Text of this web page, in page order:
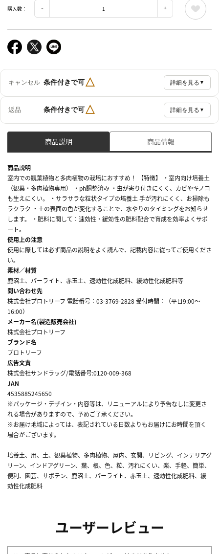
購入数：
キャンセル 条件付きで可△ 詳細を見る ▼
返品 条件付きで可△ 詳細を見る ▼
商品説明 商品情報
商品説明
室内での観葉植物と多肉植物の栽培におすすめ！ 【特徴】 ・室内向け培養土
（観葉・多肉植物専用） ・ph調整済み ・虫が寄り付きにくく、カビやキノコ
も生えにくい。 ・サラサラな粒状タイプの培養土 手が汚れにくく、お掃除も
ラクラク ・土の表面の色が変化することで、水やりのタイミングをお知らせ
します。 ・肥料に関して：速効性・緩効性の肥料配合で育成を効率よくサポ
ート。
使用上の注意
使用に際しては必ず商品の説明をよく読んで、記載内容に従ってご使用くださ
い。
素材／材質
鹿沼土、パーライト、赤玉土、速効性化成肥料、緩効性化成肥料等
問い合わせ先
株式会社プロトリーフ 電話番号：03-3769-2828 受付時間：（平日9:00～
16:00）
メーカー名(製造販売会社)
株式会社プロトリーフ
ブランド名
プロトリーフ
広告文責
株式会社サンドラッグ/電話番号:0120-009-368
JAN
4535885245650
※パッケージ・デザイン・内容等は、リニューアルにより予告なしに変更さ
れる場合がありますので、予めご了承ください。
※お届け地域によっては、表記されている日数よりもお届けにお時間を頂く
場合がございます。
培養土、用、土、観葉植物、多肉植物、屋内、玄関、リビング、インテリアグ
リーン、インドアグリーン、葉、根、色、粒、汚れにくい、楽、手軽、簡単、
便利、園芸、サボテン、鹿沼土、パーライト、赤玉土、速効性化成肥料、緩
効性化成肥料
ユーザーレビュー